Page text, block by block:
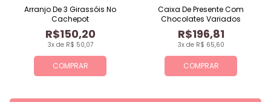
COMPRAR
3x de R$ 50,07
R$150,20
Arranjo De 3 Girassóis No
Cachepot
COMPRAR
3x de R$ 65,60
R$196,81
Caixa De Presente Com
Chocolates Variados